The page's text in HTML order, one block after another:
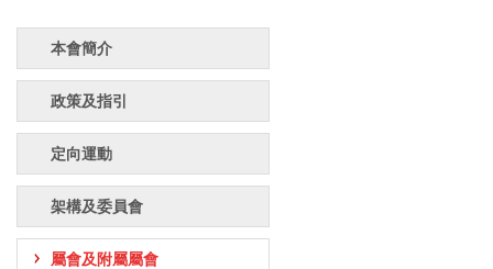
本會簡介
政策及指引
定向運動
架構及委員會
屬會及附屬屬會